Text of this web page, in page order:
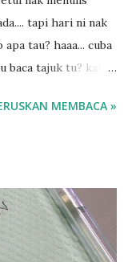
tapi hari ni nak
tau? haaa... cuba
baca tajuk tu? kalau
AKU ....adoiiii
beli barang
tu biasalah kan
sampai masuk
MEMBACA »